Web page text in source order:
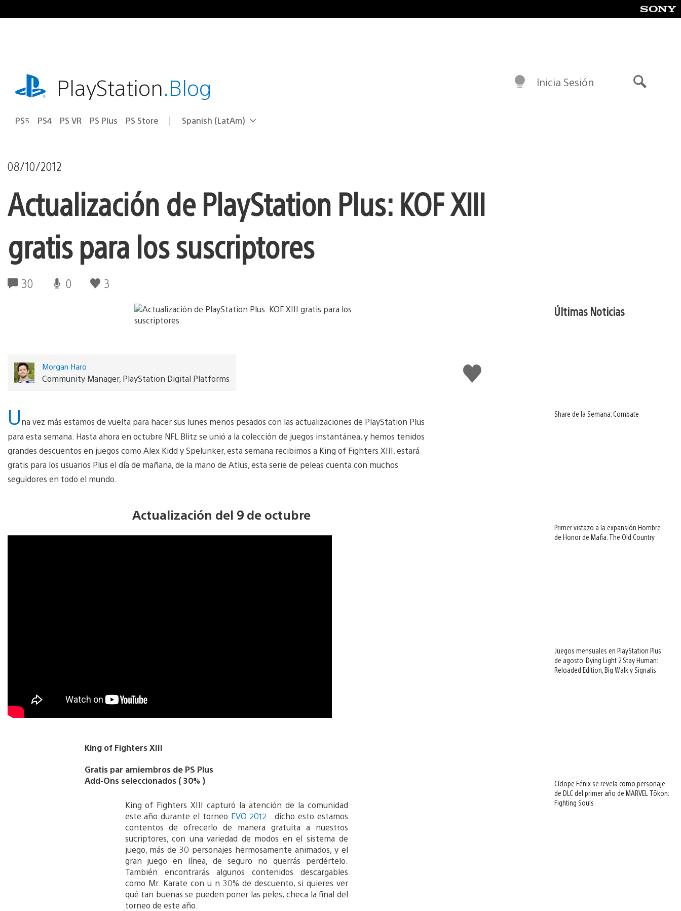
al
playstation.comPlayStation.Blog
PS5 PS4 PS VR PS Plus PS Store Elige
Región
Spanish (LatAm)
Inicia Sesión
08/10/2012
Actualización de PlayStation Plus: KOF XIII
gratis para los suscriptores
30 0 3
Me
gusta
Morgan Haro
Community Manager, PlayStation Digital Platforms
Una vez más estamos de vuelta para hacer sus lunes menos pesados con las actualizaciones de PlayStation Plus
para esta semana. Hasta ahora en octubre NFL Blitz se unió a la colección de juegos instantánea, y hemos tenidos
grandes descuentos en juegos como Alex Kidd y Spelunker, esta semana recibimos a King of Fighters XIII, estará
gratis para los usuarios Plus el día de mañana, de la mano de Atlus, esta serie de peleas cuenta con muchos
seguidores en todo el mundo.
Actualización del 9 de octubre
King of Fighters XIII
Gratis par amiembros de PS Plus
Add-Ons seleccionados ( 30% )
King of Fighters XIII capturó la atención de la comunidad
este año durante el torneo EVO 2012
. dicho esto estamos
contentos de ofrecerlo de manera gratuita a nuestros
sucriptores, con una variedad de modos en el sistema de
juego, más de 30 personajes hermosamente animados, y el
gran juego en línea, de seguro no querrás perdértelo.
También encontrarás algunos contenidos descargables
como Mr. Karate con u n 30% de descuento, si quieres ver
qué tan buenas se pueden poner las peles, checa la final del
torneo de este año.
Últimas Noticias
Share de la Semana: Combate
Primer vistazo a la expansión Hombre
de Honor de Mafia: The Old Country
Juegos mensuales en PlayStation Plus
de agosto: Dying Light 2 Stay Human:
Reloaded Edition, Big Walk y Signalis
Cíclope Fénix se revela como personaje
de DLC del primer año de MARVEL Tōkon:
Fighting Souls